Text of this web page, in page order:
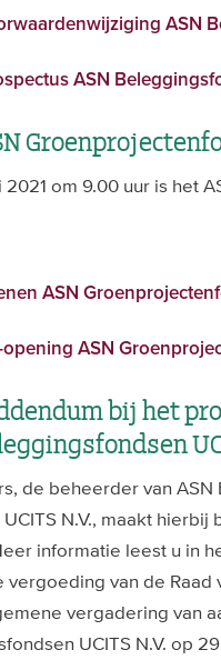
ASN
ASN
2021 om 9.00 uur is het
ASN
opening ASN
bij het
de beheerder van
N.V., maakt
informatie leest u in
van de
vergadering van
UCITS N.V. op